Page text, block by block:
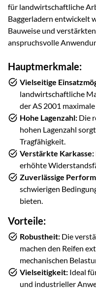
für landwirtschaftliche
Baggerladern entwickelt
Bauweise und
anspruchsvolle
Hauptmerkmale:
Vielseitige
landwirtschaftliche
der AS 2001
Hohe Lagenzahl: Die
hohen Lagenzahl
Tragfähigkeit.
Verstärkte Karkasse:
erhöhte
Zuverlässige
schwierigen
bieten.
Vorteile:
Robustheit: Die
machen den Reifen
mechanischen
Vielseitigkeit: Ideal
und industrieller